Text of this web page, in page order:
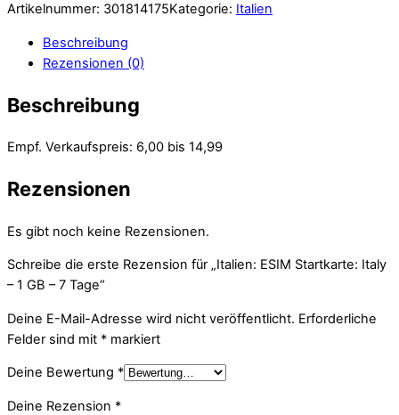
Artikelnummer: 301814175Kategorie: Italien
Beschreibung
Rezensionen (0)
Beschreibung
Empf. Verkaufspreis: 6,00 bis 14,99
Rezensionen
Es gibt noch keine Rezensionen.
Schreibe die erste Rezension für „Italien: ESIM Startkarte: Italy
– 1 GB – 7 Tage“
Deine E-Mail-Adresse wird nicht veröffentlicht. Erforderliche
Felder sind mit * markiert
Deine Bewertung *
Deine Rezension *